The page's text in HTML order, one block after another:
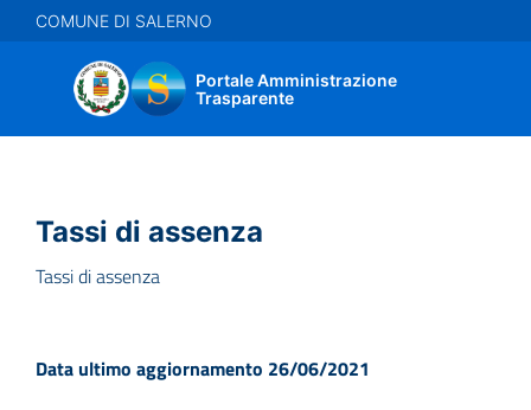
Salta
al
COMUNE DI SALERNO
Portale Amministrazione
Trasparente
Tassi di assenza
Tassi di assenza
Data ultimo aggiornamento 26/06/2021